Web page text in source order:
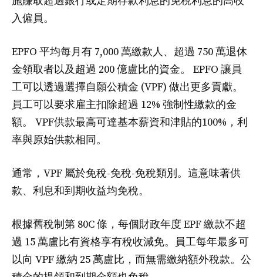
入僱員。
EPFO 平均每月有 7,000 萬繳款人、超過 750 萬退休
金領取者以及超過 200 億盧比的資金。 EPFO 讓員
工可以透過選擇自願公積金 (VPF) 做出更多貢獻。
員工可以要求雇主扣除超過 12% 強制性繳款的金
額。 VPF供款最高可達基本薪資和津貼的100%，利
率與原始供款相同。
通常，VPF 屬於免稅-免稅-免稅類別。這意味著供
款、利息和到期收益均免稅。
根據舊稅制第 80C 條，每個財政年度 EPF 繳款不超
過 15 萬盧比有資格享有稅收減免。員工每年最多可
以向 VPF 繳納 25 萬盧比，而無需繳納額外稅款。公